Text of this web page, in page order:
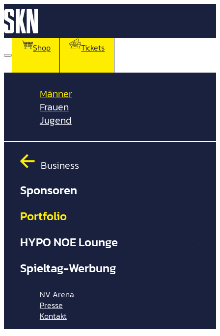
Shop Tickets
Männer
Frauen
Jugend
Business
Business
Sponsoren
Portfolio
HYPO NOE Lounge
Spieltag-Werbung
NV Arena
Presse
Kontakt